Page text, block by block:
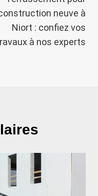
neuve à
Niort : confiez vos
à nos experts